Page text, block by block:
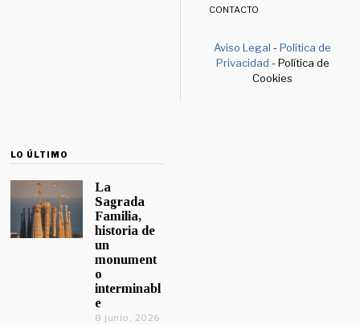
CONTACTO
Aviso Legal -Política de
Privacidad - Política de
Cookies
LO ÚLTIMO
La
Sagrada
Familia,
historia de
un
monument
o
interminabl
e
8 junio, 2026